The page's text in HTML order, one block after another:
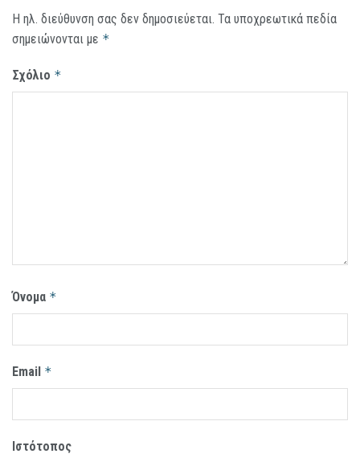
Η ηλ. διεύθυνση σας δεν δημοσιεύεται. Τα υποχρεωτικά πεδία
σημειώνονται με *
Σχόλιο *
Όνομα *
Email *
Ιστότοπος